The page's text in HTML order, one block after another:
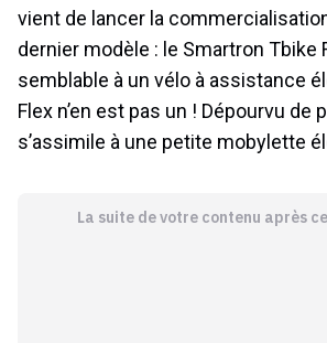
vient de lancer la
dernier modèle : le Smartron Tbike
semblable à un vélo à assistance
Flex n’en est pas un ! Dépourvu de
s’assimile à une petite mobylette
La suite de votre contenu après